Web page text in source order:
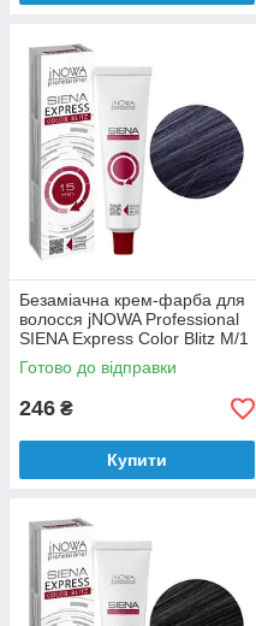
Безаміачна крем-фарба для
волосся jNOWA Professional
SIENA Express Color Blitz М/1
60 мл
Готово до відправки
246 ₴
Купити